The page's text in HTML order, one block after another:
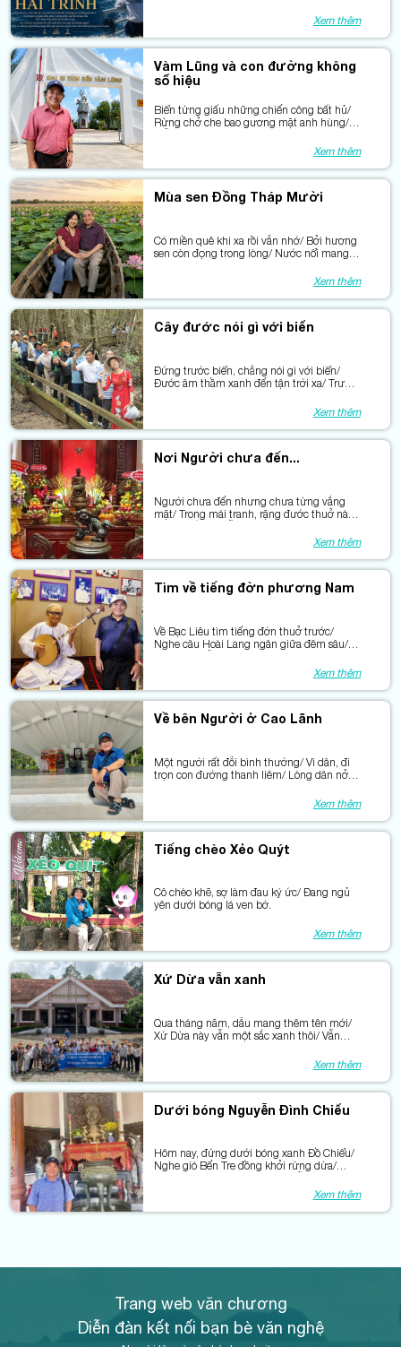
Xem thêm
Vàm Lũng và con đường không
số hiệu
Biển từng giấu những chiến công bất hủ/
Rừng chở che bao gương mặt anh hùng/
Mỗi gốc cây còn hằn dấu kiên trung.Xem thêm
Mùa sen Đồng Tháp Mười
Có miền quê khi xa rồi vẫn nhớ/ Bởi hương
sen còn đọng trong lòng/ Nước nổi mang
Xem thêm
Cây đước nói gì với biển
Đứng trước biển, chẳng nói gì với biển/
Đước âm thầm xanh đến tận trời xa/ Trước
miền đang vươn phía Trường Sa…Xem thêm
Nơi Người chưa đến...
Người chưa đến nhưng chưa từng vắng
mặt/ Trong mái tranh, rặng đước thuở nào/
Xem thêm
Tìm về tiếng đờn phương Nam
Về Bạc Liêu tìm tiếng đờn thuở trước/
Nghe câu Hoài Lang ngân giữa đêm sâu/
trăm năm nối tiếp những nhịp cầu.Xem thêm
Về bên Người ở Cao Lãnh
Một người rất đỗi bình thường/ Vì dân, đi
trọn con đường thanh liêm/ Lòng dân nở
Xem thêm
Tiếng chèo Xẻo Quýt
Cô chèo khẽ, sợ làm đau ký ức/ Đang ngủ
yên dưới bóng lá ven bờ.
Xem thêm
Xứ Dừa vẫn xanh
Qua tháng năm, dẫu mang thêm tên mới/
Xứ Dừa này vẫn một sắc xanh thôi/ Vẫn
Xem thêm
Dưới bóng Nguyễn Đình Chiểu
Hôm nay, đứng dưới bóng xanh Đồ Chiểu/
Nghe gió Bến Tre đồng khởi rừng dừa/
những người... nhắm mắt để nhìn xa.Xem thêm
Trang web văn chương
Diễn đàn kết nối bạn bè văn nghệ